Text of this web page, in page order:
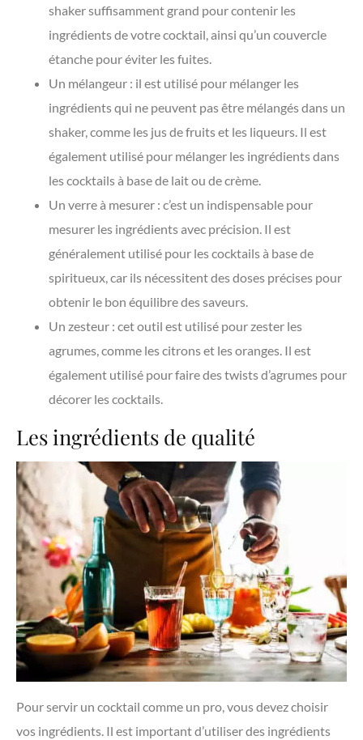
shaker suffisamment grand pour contenir les
ingrédients de votre cocktail, ainsi qu’un couvercle
étanche pour éviter les fuites.
Un mélangeur : il est utilisé pour mélanger les
ingrédients qui ne peuvent pas être mélangés dans un
shaker, comme les jus de fruits et les liqueurs. Il est
également utilisé pour mélanger les ingrédients dans
les cocktails à base de lait ou de crème.
Un verre à mesurer : c’est un indispensable pour
mesurer les ingrédients avec précision. Il est
généralement utilisé pour les cocktails à base de
spiritueux, car ils nécessitent des doses précises pour
obtenir le bon équilibre des saveurs.
Un zesteur : cet outil est utilisé pour zester les
agrumes, comme les citrons et les oranges. Il est
également utilisé pour faire des twists d’agrumes pour
décorer les cocktails.
Les ingrédients de qualité
Pour servir un cocktail comme un pro, vous devez choisir
vos ingrédients. Il est important d’utiliser des ingrédients